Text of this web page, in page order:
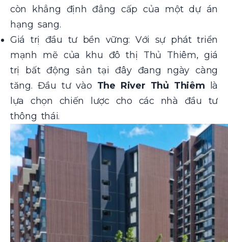
còn khẳng định đẳng cấp của một dự án
hạng sang.
Giá trị đầu tư bền vững: Với sự phát triển
mạnh mẽ của khu đô thị Thủ Thiêm, giá
trị bất động sản tại đây đang ngày càng
tăng. Đầu tư vào The River Thủ Thiêm là
lựa chọn chiến lược cho các nhà đầu tư
thông thái.